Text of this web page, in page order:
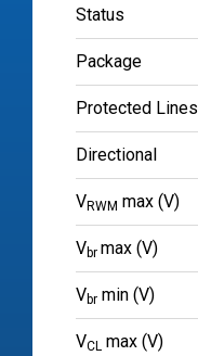
Status
Package
Protected Lines
Directional
VRWM max (V)
Vbr max (V)
Vbr min (V)
VCL max (V)